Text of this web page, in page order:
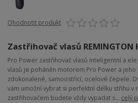
Ohodnotit produkt
Zastřihovač vlasů REMINGTON
Pro Power zastřihovač vlasů Inteligentní a
vlasů je poháněn motorem Pro Power a jeho
zdokonalené, samoostřicí, ocelové čepele.
vám umožní vybrat si perfektní délku střihu v
zastřihovačem budete vždy vypadat s... celý